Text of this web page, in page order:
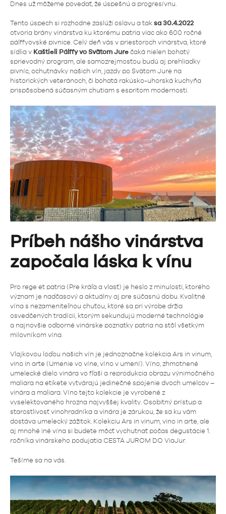
Dnes už môžeme povedať, že úspešnú a progresívnu.
Tento úspech si rozhodne zaslúži oslavu a tak sa 30.4.2022
otvoria brány vinárstva ku ktorému patria viac ako 600 ročné
pálffyovské pivnice. Celý deň vás v priestoroch vinárstva, ktoré
sídlia v Kaštieli Pálffy vo Svätom Jurečaká nielen bohatý
sprievodný program, ale samozrejmosťou budú aj prehliadky
pivníc, ochutnávky našich vín, jazdy po Svätom Jure na
historických veteránoch, či bohatá rakúsko-uhorská kuchyňa
prispôsobená súčasným chutiam s espritom modernosti.
Príbeh nášho vinárstva
započala láska k vínu
Pro rege et patria (Pre kráľa a vlasť) je heslo z minulosti, ktorého
význam je nadčasový a aktuálny aj pre súčasnú dobu. Kvalitné
vína s nezameniteľnou chuťou, ktoré sa pri výrobe držia
osvedčených tradícii, ktorým sekundujú moderné technológie
a najnovšie odborné vinárske poznatky patria na stôl všetkým
milovníkom vína.
Vlajkovou loďou našich vín je jednoznačne kolekcia Ars in vinum,
vino in arte (Umenie vo víne, víno v umení). Víno, zhmotnené
umelecké dielo vinára vo fľaši a reprodukcia obrazu výnimočného
maliara na etikete vytvárajú jedinečné spojenie dvoch umelcov –
vinára a maliara. Víno tejto kolekcie je vyrobené z
vyselektovaného hrozna najvyššej kvality. Osobitný prístup a
starostlivosť vinohradníka a vinára je zárukou, že sa ku vám
dostáva umelecký zážitok. Kolekciu Ars in vinum, vino in arte, ale
aj mnohé iné vína si budete môcť vychutnať počas degustácie 1.
ročníka vinárskeho podujatia CESTA JUROM DO ViaJur.
Tešíme sa na vás.